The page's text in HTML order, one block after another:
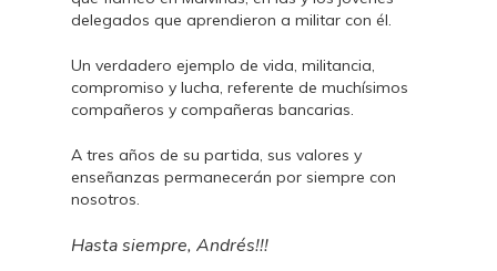
delegados que aprendieron a militar con él.
Un verdadero ejemplo de vida, militancia,
compromiso y lucha, referente de muchísimos
compañeros y compañeras bancarias.
A tres años de su partida, sus valores y
enseñanzas permanecerán por siempre con
nosotros.
Hasta siempre, Andrés!!!